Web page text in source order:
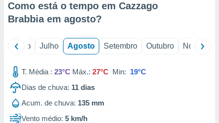
e
de
Como está o tempo em Cazzago
Brabbia em agosto?
Junho Julho Agosto Setembro Outubro Novembro
T. Média : 23°C Máx.: 27°C Min: 19°C
Dias de chuva: 11 dias
Acum. de chuva: 135 mm
Vento médio: 5 km/h